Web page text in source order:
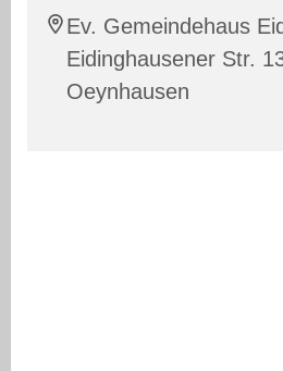
Ev. Gemeindehaus
Eidinghausener Str.
Oeynhausen